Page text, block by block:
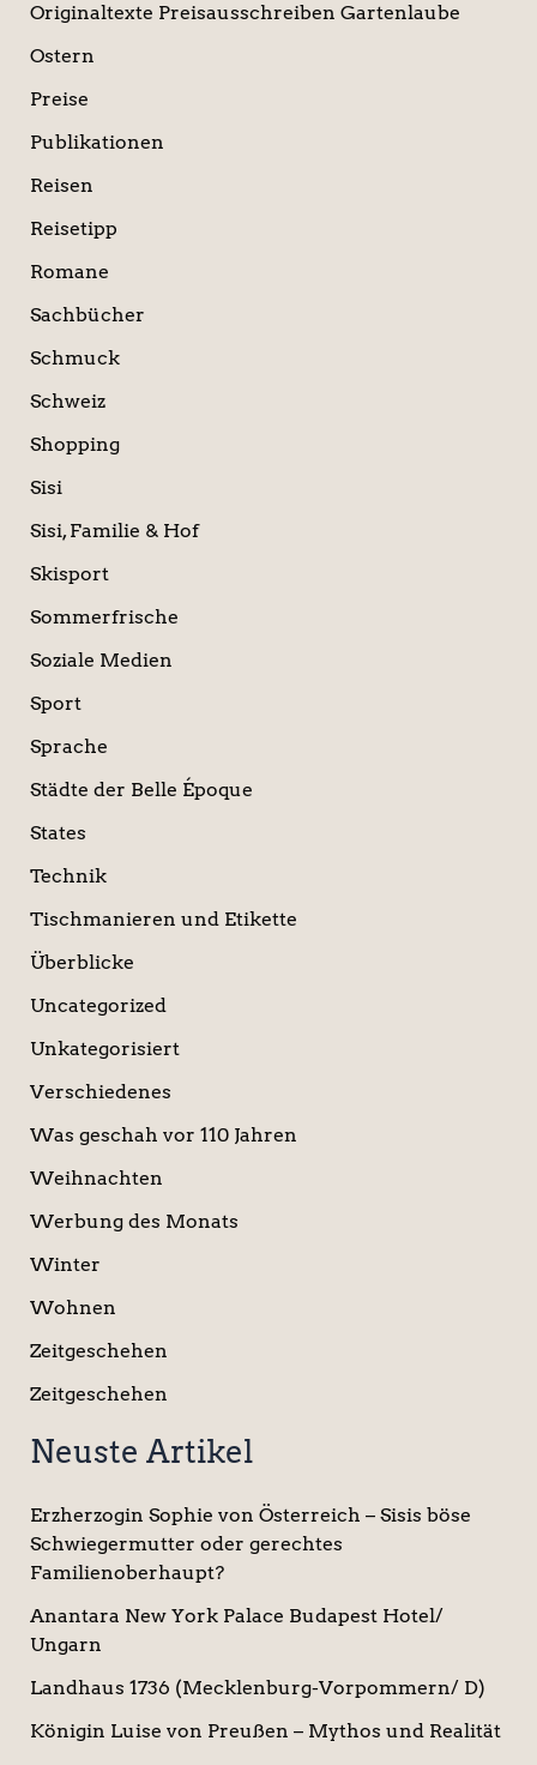
Originaltexte Preisausschreiben Gartenlaube
Ostern
Preise
Publikationen
Reisen
Reisetipp
Romane
Sachbücher
Schmuck
Schweiz
Shopping
Sisi
Sisi, Familie & Hof
Skisport
Sommerfrische
Soziale Medien
Sport
Sprache
Städte der Belle Époque
States
Technik
Tischmanieren und Etikette
Überblicke
Uncategorized
Unkategorisiert
Verschiedenes
Was geschah vor 110 Jahren
Weihnachten
Werbung des Monats
Winter
Wohnen
Zeitgeschehen
Zeitgeschehen
Neuste Artikel
Erzherzogin Sophie von Österreich – Sisis böse
Schwiegermutter oder gerechtes
Familienoberhaupt?
Anantara New York Palace Budapest Hotel/
Ungarn
Landhaus 1736 (Mecklenburg-Vorpommern/ D)
Königin Luise von Preußen – Mythos und Realität